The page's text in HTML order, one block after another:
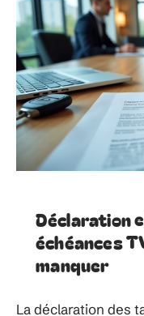
Déclaration
échéances
manquer
La déclaration des